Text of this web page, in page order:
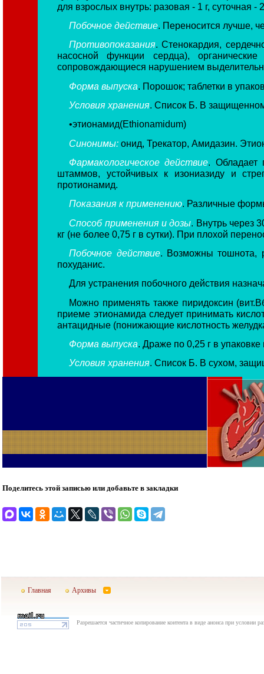
для взрослых внутрь: разовая - 1 г, суточная -
Побочное действие. Переносится лучше,
Противопоказания. Стенокардия,
насосной функции сердца),
сопровождающиеся нарушением
Форма выпуска. Порошок; таблетки в
Условия хранения. Список Б. В
•этионамид(Ethionamidum)
Синонимы: онид, Трекатор, Амидазин.
Фармакологическое действие. Обладает
штаммов, устойчивых к изониазиду и
протионамид.
Показания к применению. Различные
Способ применения и дозы . Внутрь через
кг (не более 0,75 г в сутки). При плохой
Побочное действие. Возможны тошнота,
похуданис.
Для устранения побочного действия
Можно применять также пиридоксин
приеме этионамида следует принимать
антацидные (понижающие кислотность
Форма выпуска. Драже по 0,25 г в упаковке
Условия хранения. Список Б. В сухом,
Поделитесь этой записью или добавьте в закладки
Главная Архивы
Разрешается частичное копирование контента в виде анонса при условии